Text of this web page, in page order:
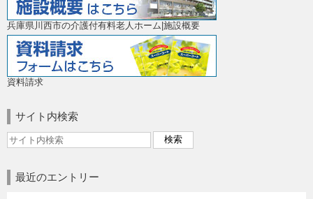
兵庫県川西市の介護付有料老人ホーム|施設概要
資料請求
サイト内検索
最近のエントリー